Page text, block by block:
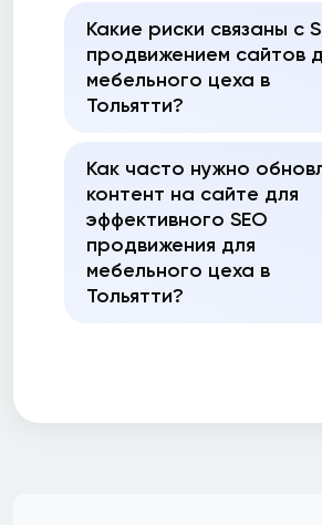
Какие риски связаны с
продвижением сайтов
мебельного цеха в
Тольятти?
Как часто нужно
контент на сайте для
эффективного SEO
продвижения для
мебельного цеха в
Тольятти?